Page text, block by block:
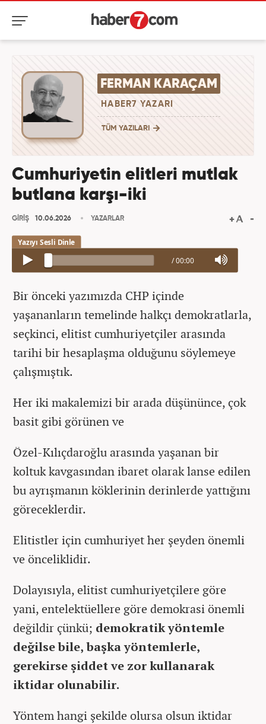
FERMAN KARAÇAM
HABER7 YAZARI
TÜM YAZILARI
Cumhuriyetin elitleri mutlak
butlana karşı-iki
GİRİŞ 10.06.2026 YAZARLAR
/ 00:00
Bir önceki yazımızda CHP içinde
yaşananların temelinde halkçı demokratlarla,
seçkinci, elitist cumhuriyetçiler arasında
tarihi bir hesaplaşma olduğunu söylemeye
çalışmıştık.
Her iki makalemizi bir arada düşününce, çok
basit gibi görünen ve
Özel-Kılıçdaroğlu arasında yaşanan bir
koltuk kavgasından ibaret olarak lanse edilen
bu ayrışmanın köklerinin derinlerde yattığını
göreceklerdir.
Elitistler için cumhuriyet her şeyden önemli
ve önceliklidir.
Dolayısıyla, elitist cumhuriyetçilere göre
yani, entelektüellere göre demokrasi önemli
değildir çünkü; demokratik yöntemle
değilse bile, başka yöntemlerle,
gerekirse şiddet ve zor kullanarak
iktidar olunabilir.
Yöntem hangi şekilde olursa olsun iktidar